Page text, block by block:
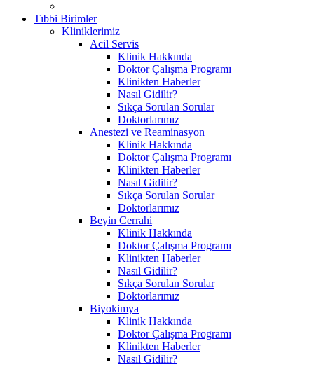
Tıbbi Birimler
Kliniklerimiz
Acil Servis
Klinik Hakkında
Doktor Çalışma Programı
Klinikten Haberler
Nasıl Gidilir?
Sıkça Sorulan Sorular
Doktorlarımız
Anestezi ve Reaminasyon
Klinik Hakkında
Doktor Çalışma Programı
Klinikten Haberler
Nasıl Gidilir?
Sıkça Sorulan Sorular
Doktorlarımız
Beyin Cerrahi
Klinik Hakkında
Doktor Çalışma Programı
Klinikten Haberler
Nasıl Gidilir?
Sıkça Sorulan Sorular
Doktorlarımız
Biyokimya
Klinik Hakkında
Doktor Çalışma Programı
Klinikten Haberler
Nasıl Gidilir?